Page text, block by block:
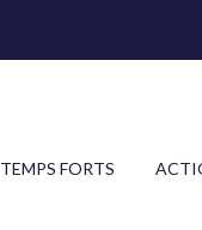
TEMPS FORTS